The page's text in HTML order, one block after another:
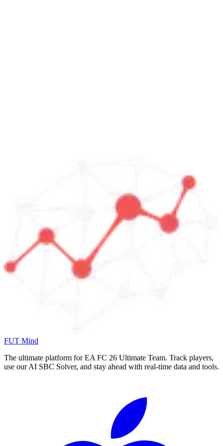
FUT Mind
The ultimate platform for EA FC 26 Ultimate Team. Track players,
use our AI SBC Solver, and stay ahead with real-time data and tools.